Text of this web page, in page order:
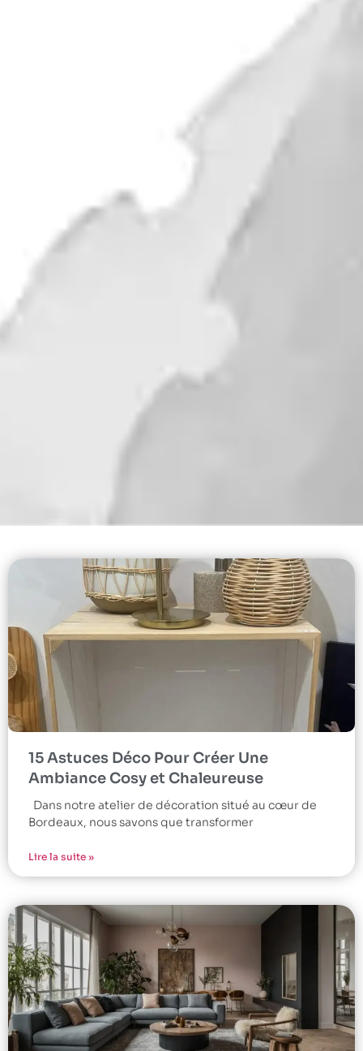
15 Astuces Déco Pour Créer Une
Ambiance Cosy et Chaleureuse
Dans notre atelier de décoration situé au cœur de
Bordeaux, nous savons que transformer
Lire la suite »